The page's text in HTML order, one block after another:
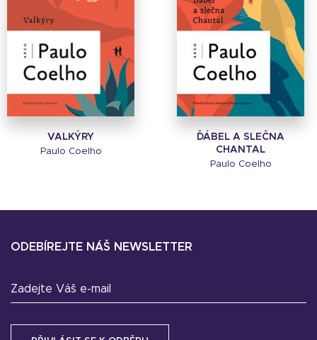
VALKÝRY
Paulo Coelho
ĎÁBEL A SLEČNA
CHANTAL
Paulo Coelho
ODEBÍREJTE NÁŠ NEWSLETTER
Zadejte Váš e-mail